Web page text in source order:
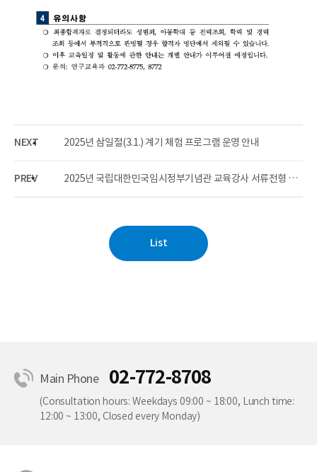
NEXT 2025년 삼일절(3.1.) 계기 체험 프로그램 운영 안내
PREV 2025년 국립대한민국임시정부기념관 교육강사 서류전형 합격자 발표
List
Main Phone 02-772-8708
(Consultation hours: Weekdays 09:00 ~ 18:00, Lunch time:
12:00 ~ 13:00, Closed every Monday)